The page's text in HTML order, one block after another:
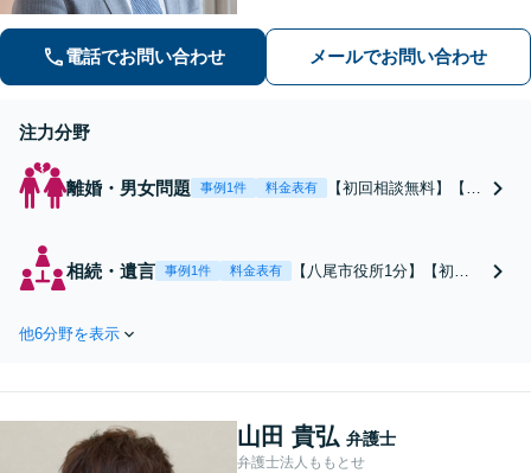
す。弁護士事務所の比較的少ない八尾
市及び近隣市・区の方々に上質なリー
ガルサービスを提供いたします。
電話でお問い合わせ メールでお問い合わせ
注力分野
離婚・男女問題 事例1件 料金表有
【初回相談無料】【電
る事務所」離婚協議か
トラブルも相談可」
【休日・夜間相談可】
相続・遺言 事例1件 料金表有
【八尾市役所1分】【初回
ガルサービスを提供しま
割協議まで幅広く対応「他
士業と連携してスムーズな
他6分野を表示
山田 貴弘 弁護士
弁護士法人ももとせ